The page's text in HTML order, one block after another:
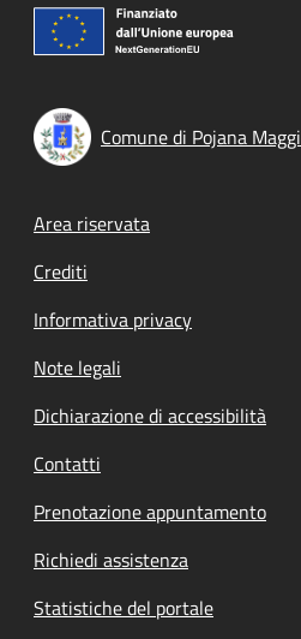
Comune di Pojana
Footer menu
Area riservata
Crediti
Informativa privacy
Note legali
Dichiarazione di accessibilità
Contatti
Prenotazione appuntamento
Richiedi assistenza
Statistiche del portale